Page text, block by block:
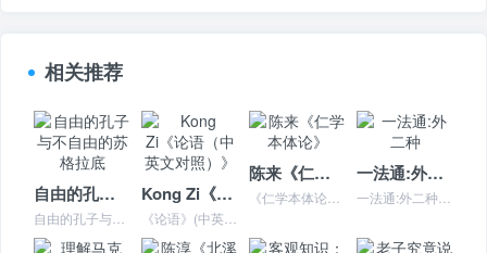
相关推荐
自由的孔子与不自由的苏格拉底 Kong Zi《论语（中英文对照）》
陈来《仁学本体论》 一法通:外二种